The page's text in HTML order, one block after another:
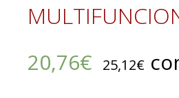
20,76€ 25,12€